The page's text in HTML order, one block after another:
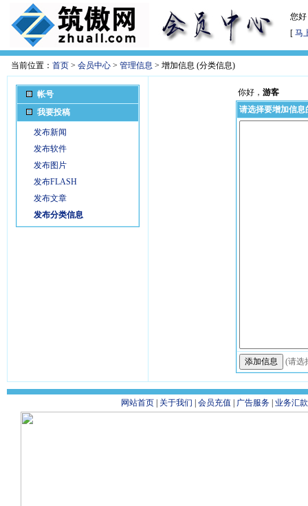
您
[ 马
当前位置： 首页 > 会员中心 > 管理信息 > 增加信息 (分类信息)
帐号
我要投稿
发布新闻
发布软件
发布图片
发布FLASH
发布文章
发布分类信息
你好， 游客
请选择要增加信息
(请选
网站首页| 关于我们 会员充值 广告服务| 业务汇款